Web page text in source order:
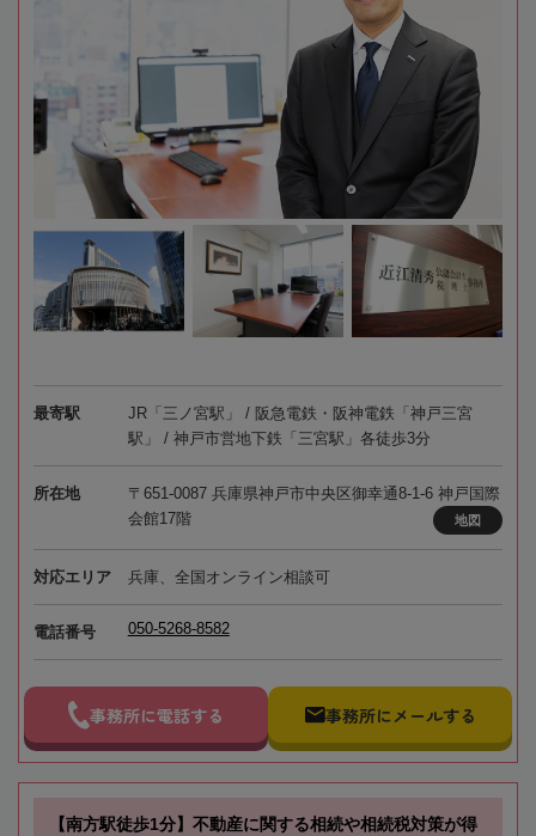
最寄駅
JR「三ノ宮駅」 / 阪急電鉄・阪神電鉄「神戸三宮
駅」 / 神戸市営地下鉄「三宮駅」各徒歩3分
所在地
〒651-0087 兵庫県神戸市中央区御幸通8-1-6 神戸国際
会館17階
地図
対応エリア 兵庫、全国オンライン相談可
電話番号 050-5268-8582
事務所に電話する 事務所にメールする
【南方駅徒歩1分】不動産に関する相続や相続税対策が得